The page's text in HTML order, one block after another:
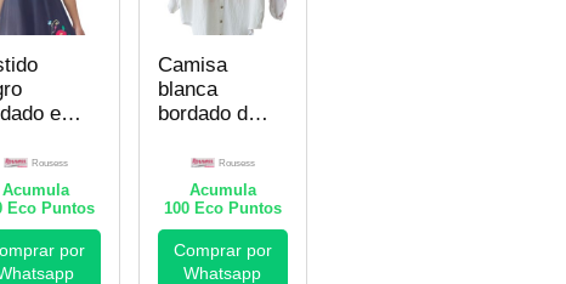
en
Rousess
Acumula
Eco Puntos
por
Camisa
blanca
bordado de
RousesRousess
Acumula
100Eco Puntos
Comprar por
Whatsapp